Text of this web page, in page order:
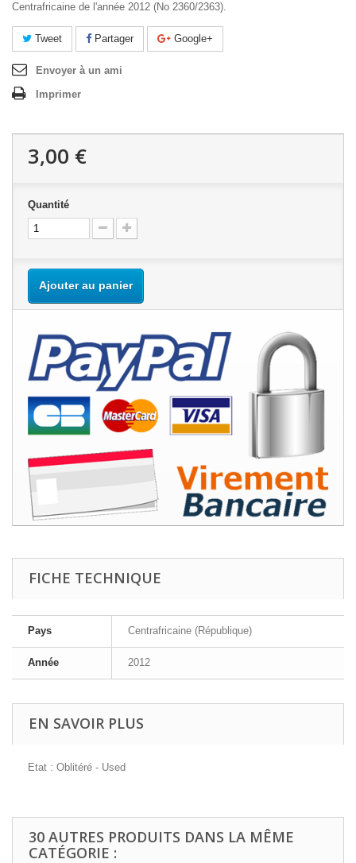
Centrafricaine de l'année 2012 (No 2360/2363).
Tweet Partager Google+
Envoyer à un ami
Imprimer
3,00 €
Quantité
Ajouter au panier
FICHE TECHNIQUE
Pays Centrafricaine (République)
Année 2012
EN SAVOIR PLUS
Etat : Oblitéré - Used
30 AUTRES PRODUITS DANS LA MÊME
CATÉGORIE :